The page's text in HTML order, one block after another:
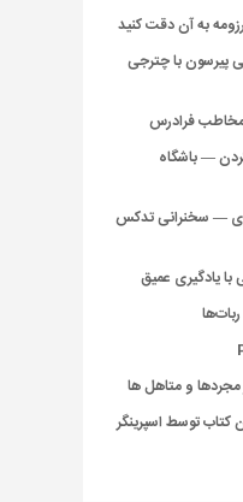
به آن دقت کنید
با چترجی
فرادرس
— باشگاه
— سخنرانی تدکس
با یادگیری عمیق
مجردها و متاهل ها
بیش از ۴۰۰ عنوان کتاب توسط اسپرینگر